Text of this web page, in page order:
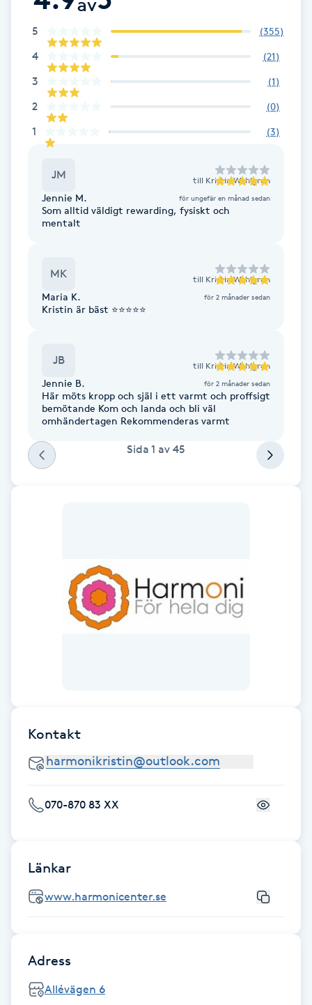
Fransk manikyr
Fransrengöring
Frekvensterapi
Friskvård
Friskvårdsmassage
Gel naglar
Gelenaglar
Gellack
Gruppträning
Hatha Yoga
Healing
HIFU
Hollywood Peel
Hot yoga
5 (355)
4 (21)
3 (1)
2 (0)
1 (3)
JM till Kristin Wahlgren
Jennie M. för ungefär en månad sedan
Som alltid väldigt rewarding, fysiskt och
mentalt
MK till Kristin Wahlgren
Maria K. för 2 månader sedan
Kristin är bäst ⭐️⭐️⭐️⭐️⭐️
JB till Kristin Wahlgren
Jennie B. för 2 månader sedan
Här möts kropp och själ i ett varmt och proffsigt
bemötande Kom och landa och bli väl
omhändertagen Rekommenderas varmt
Sida 1 av 45
Kontakt
070-870 83 XX
Länkar
www.harmonicenter.se
Adress
Allévägen 6